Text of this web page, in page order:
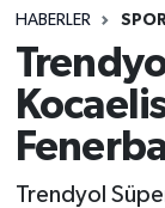
HABERLER SPOR
Trendyol